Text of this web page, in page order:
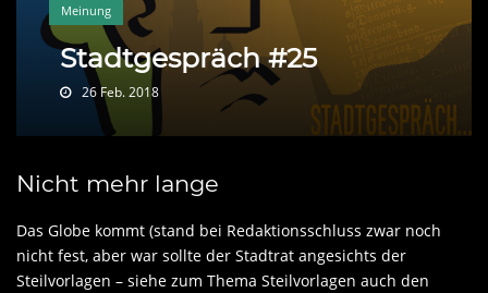
Meinung
Stadtgespräch #25
26 Feb. 2018
Nicht mehr lange
Das Globe kommt (stand bei Redaktionsschluss zwar noch
nicht fest, aber war sollte der Stadtrat angesichts der
Steilvorlagen – siehe zum Thema Steilvorlagen auch den